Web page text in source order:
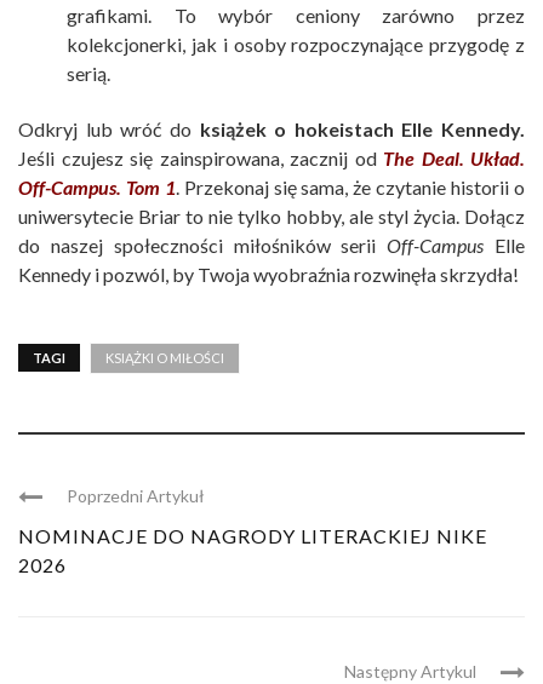
grafikami. To wybór ceniony zarówno przez
kolekcjonerki, jak i osoby rozpoczynające przygodę z
serią.
Odkryj lub wróć do książek o hokeistach Elle Kennedy.
Jeśli czujesz się zainspirowana, zacznij od The Deal. Układ.
Off-Campus. Tom 1. Przekonaj się sama, że czytanie historii o
uniwersytecie Briar to nie tylko hobby, ale styl życia. Dołącz
do naszej społeczności miłośników seriiOff-Campus Elle
Kennedy i pozwól, by Twoja wyobraźnia rozwinęła skrzydła!
TAGI KSIĄŻKI O MIŁOŚCI
Poprzedni Artykuł
NOMINACJE DO NAGRODY LITERACKIEJ NIKE
2026
Następny Artykul